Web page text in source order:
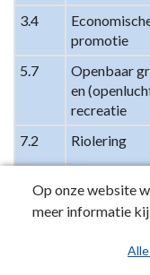
3.4
promotie
5.7
Openbaar
en
recreatie
7.2 Riolering
7.3
Afval
en
Op onze website
meer informatie